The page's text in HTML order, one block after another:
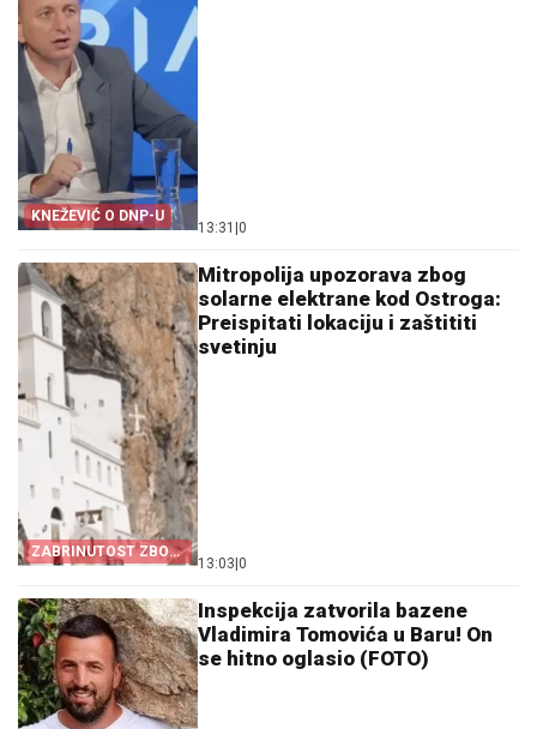
KNEŽEVIĆ O DNP-U
13:31 0
ZABRINUTOST ZBOG
OSTROGA
Mitropolija upozorava zbog
solarne elektrane kod Ostroga:
Preispitati lokaciju i zaštititi
svetinju
13:03 0
Inspekcija zatvorila bazene
Vladimira Tomovića u Baru! On
se hitno oglasio (FOTO)